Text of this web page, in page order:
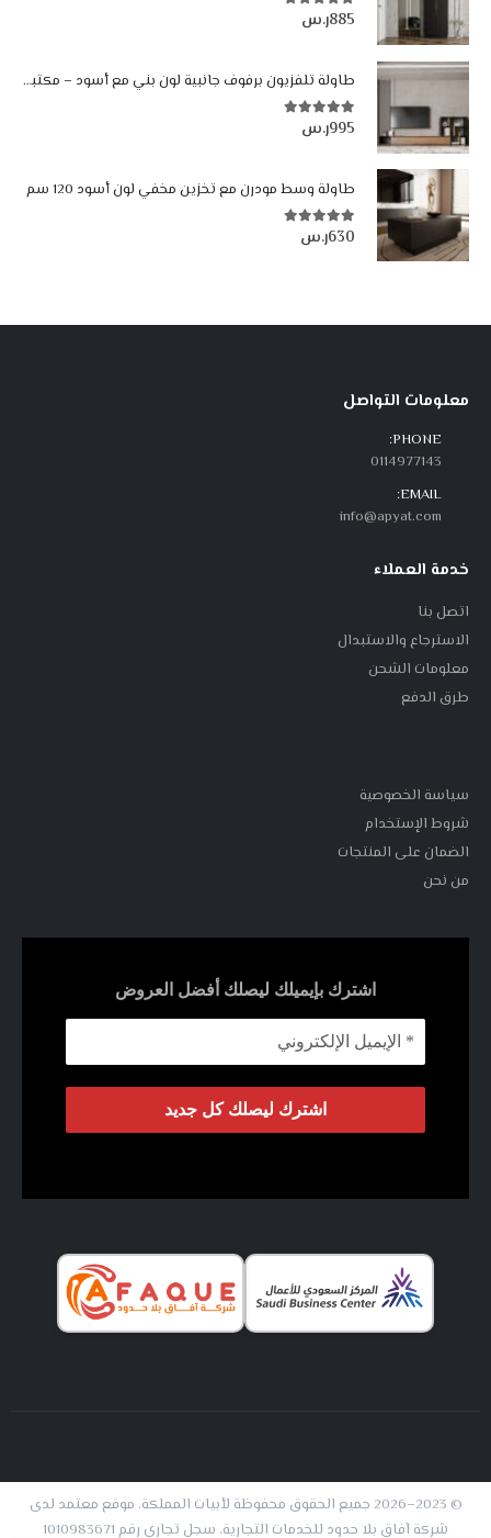
5.00من أصل 5 885ر.س
طاولة تلفزيون برفوف جانبية لون بني مع أسود – مكتبة شاشة مودرن 302 سم
5.00من أصل 5 995ر.س
طاولة وسط مودرن مع تخزين مخفي لون أسود 120 سم
5.00 من أصل 5 630ر.س
معلومات التواصل
PHONE:
0114977143
EMAIL:
info@apyat.com
خدمة العملاء
اتصل بنا
الاسترجاع والاستبدال
معلومات الشحن
طرق الدفع
سياسة الخصوصية
شروط الإستخدام
الضمان على المنتجات
من نحن
اشترك بإيميلك ليصلك أفضل العروض
© 2023–2026 جميع الحقوق محفوظة لأبيات المملكة. موقع معتمد لدى
شركة آفاق بلا حدود للخدمات التجارية، سجل تجاري رقم 1010983671